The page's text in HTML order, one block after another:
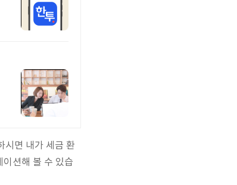
시면 내가 세금 환
션해 볼 수 있습